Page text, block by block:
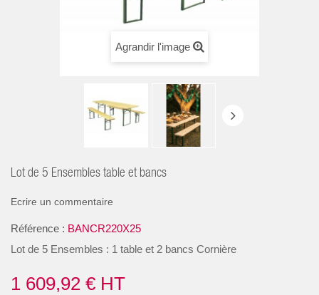
Agrandir l'image
Lot de 5 Ensembles table et bancs
Ecrire un commentaire
Référence : BANCR220X25
Lot de 5 Ensembles : 1 table et 2 bancs Cornière
1 609,92 € HT